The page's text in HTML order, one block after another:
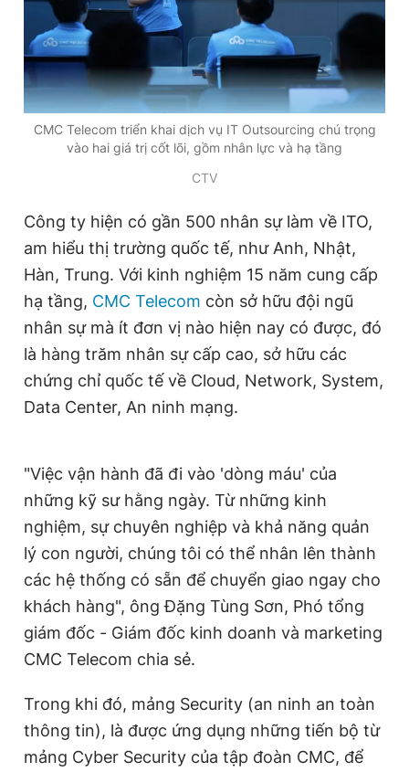
Đặt báo Quảng cáo Tòa soạn Chính sách bảo
Tổng biên tập: Nguyễn Ngọc Toàn
Phó tổng biên tập thường trực: Hải Thành
Phó tổng biên tập: Lâm Hiếu Dũng
Phó tổng biên tập: Trần Việt Hưng
Tổng thư ký tòa soạn: Đức Trung
Giấy phép xuất bản số 110/GP - BTTTT cấp ngày 24.3.2020
© 2003-2026 Bản quyền thuộc về Báo Thanh Niên. Cấm sao
CMC Telecom triển khai dịch vụ IT Outsourcing chú trọng
vào hai giá trị cốt lõi, gồm nhân lực và hạ tầng
CTV
Công ty hiện có gần 500 nhân sự làm về ITO,
am hiểu thị trường quốc tế, như Anh, Nhật,
Hàn, Trung. Với kinh nghiệm 15 năm cung cấp
hạ tầng, CMC Telecom còn sở hữu đội ngũ
nhân sự mà ít đơn vị nào hiện nay có được, đó
là hàng trăm nhân sự cấp cao, sở hữu các
chứng chỉ quốc tế về Cloud, Network, System,
Data Center, An ninh mạng.
"Việc vận hành đã đi vào 'dòng máu' của
những kỹ sư hằng ngày. Từ những kinh
nghiệm, sự chuyên nghiệp và khả năng quản
lý con người, chúng tôi có thể nhân lên thành
các hệ thống có sẵn để chuyển giao ngay cho
khách hàng", ông Đặng Tùng Sơn, Phó tổng
giám đốc - Giám đốc kinh doanh và marketing
CMC Telecom chia sẻ.
Trong khi đó, mảng Security (an ninh an toàn
thông tin), là được ứng dụng những tiến bộ từ
mảng Cyber Security của tập đoàn CMC, để